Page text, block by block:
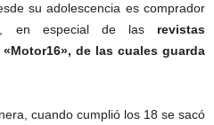
su adolescencia es comprador
en especial de las revistas
de las cuales guarda
cuando cumplió los 18 se sacó